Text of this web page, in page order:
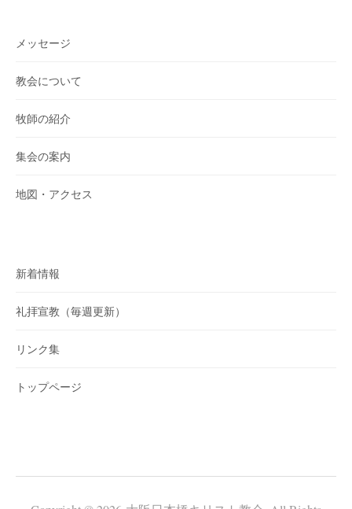
メッセージ
教会について
牧師の紹介
集会の案内
地図・アクセス
新着情報
礼拝宣教（毎週更新）
リンク集
トップページ